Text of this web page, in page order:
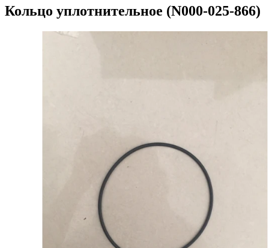
Кольцо уплотнительное (N000-025-866)